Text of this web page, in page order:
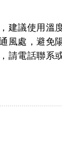
建議使用溫
風處，避免
請電話聯系